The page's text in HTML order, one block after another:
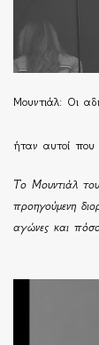
Μουντιάλ: Οι
ήταν αυτοί
Το Μουντιάλ
προηγούμενη
αγώνες και